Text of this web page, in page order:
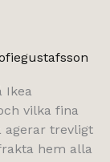
Ikea
vilka fina
agerar trevligt
hem alla